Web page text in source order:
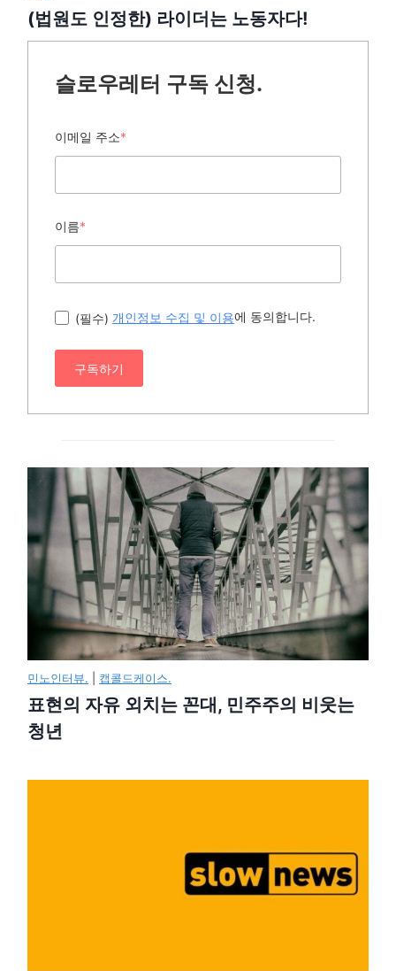
(법원도 인정한) 라이더는 노동자다!
슬로우레터 구독 신청.
이메일 주소*
이름*
(필수) 개인정보 수집 및 이용에 동의합니다.
구독하기
민노인터뷰. 캡콜드케이스.
표현의 자유 외치는 꼰대, 민주주의 비웃는
청년